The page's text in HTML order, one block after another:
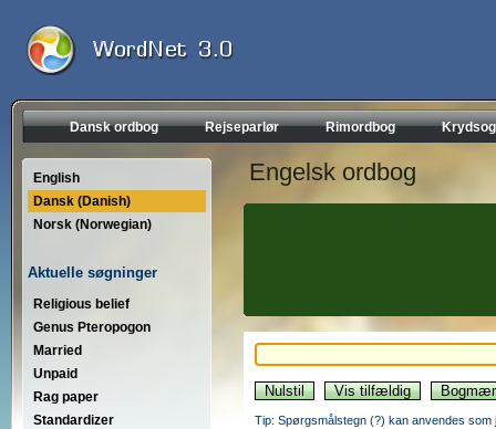
Dansk ordbog Rejseparlør Rimordbog
English
Dansk (Danish)
Norsk (Norwegian)
Aktuelle søgninger
Religious belief
Genus Pteropogon
Married
Unpaid
Rag paper
Standardizer
Engelsk ordbog
Tip: Spørgsmålstegn (?) kan anvendes